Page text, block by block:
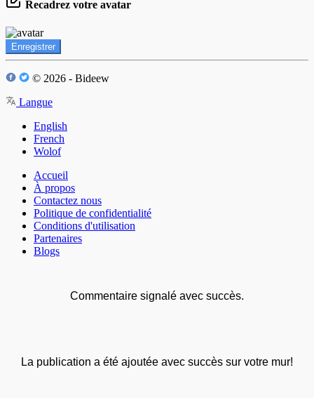
Recadrez votre avatar
Enregistrer
© 2026 - Bideew
Langue
English
French
Wolof
Accueil
À propos
Contactez nous
Politique de confidentialité
Conditions d'utilisation
Partenaires
Blogs
Commentaire signalé avec succès.
La publication a été ajoutée avec succès sur votre mur!